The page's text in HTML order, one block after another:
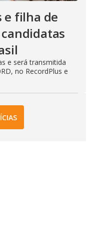
e filha de
e será transmitida
no RecordPlus e